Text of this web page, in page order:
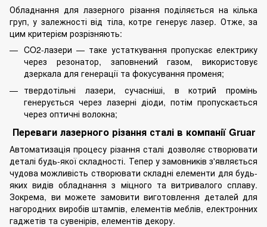
Обладнання для лазерного різання поділяється на кілька
груп, у залежності від тіла, котре генерує лазер. Отже, за
цим критерієм розрізняють:
CO2-лазери — таке устаткування пропускає електрику
через резонатор, заповнений газом, використовує
дзеркала для генерації та фокусування променя;
твердотільні лазери, сучасніші, в котрий промінь
генерується через лазерні діоди, потім пропускається
через оптичні волокна;
Переваги лазерного різання сталі в компанії Gruar
Автоматизація процесу різання сталі дозволяє створювати
деталі будь-якої складності. Тепер у замовників з'являється
чудова можливість створювати складні елементи для будь-
яких видів обладнання з міцного та витривалого сплаву.
Зокрема, ви можете замовити виготовлення деталей для
нагородних виробів штампів, елементів меблів, електронних
гаджетів та сувенірів, елементів декору.